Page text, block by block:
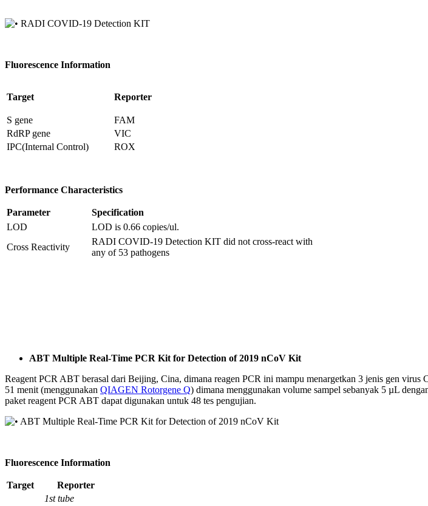
Fluorescence Information
Target Reporter
S gene
FAM
RdRP gene
VIC
IPC(Internal Control)
ROX
Performance Characteristics
Parameter
Specification
LOD
LOD is 0.66 copies/ul.
Cross Reactivity
RADI COVID-19 Detection KIT did not cross-react with
any of 53 pathogens
ABT Multiple Real-Time PCR Kit for Detection of 2019 nCoV Kit
Reagent PCR ABT berasal dari Beijing, Cina, dimana reagen PCR ini mampu menargetkan 3 jenis gen virus
51 menit (menggunakan QIAGEN Rotorgene Q) dimana menggunakan volume sampel sebanyak 5 µL
paket reagent PCR ABT dapat digunakan untuk 48 tes pengujian.
Fluorescence Information
Target
Reporter
1st tube